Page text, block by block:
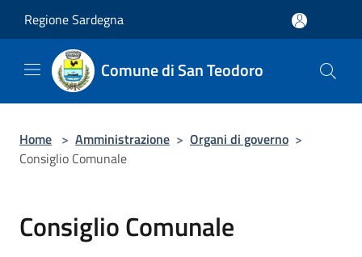
Regione Sardegna
Comune di San Teodoro
Home > Amministrazione > Organi di governo >
Consiglio Comunale
Consiglio Comunale